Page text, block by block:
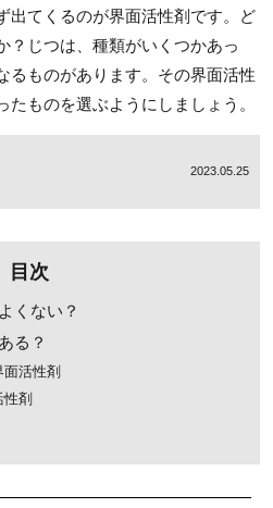
出てくるのが界面活性剤です。ど
？じつは、種類がいくつかあっ
るものがあります。その界面活性
ものを選ぶようにしましょう。
2023.05.25
目次
くない？
る？
活性剤
剤